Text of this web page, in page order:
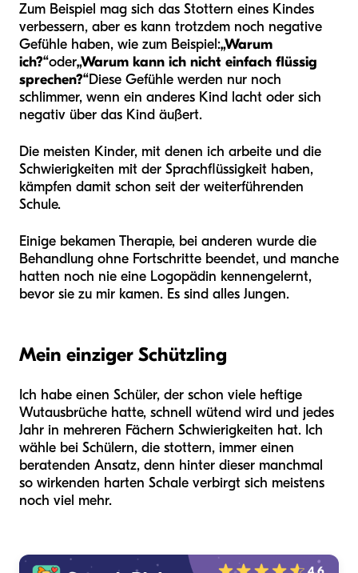
Zum Beispiel mag sich das Stottern eines Kindes
verbessern, aber es kann trotzdem noch negative
Gefühle haben, wie zum Beispiel:„Warum
ich?“oder„Warum kann ich nicht einfach flüssig
sprechen?“Diese Gefühle werden nur noch
schlimmer, wenn ein anderes Kind lacht oder sich
negativ über das Kind äußert.
Die meisten Kinder, mit denen ich arbeite und die
Schwierigkeiten mit der Sprachflüssigkeit haben,
kämpfen damit schon seit der weiterführenden
Schule.
Einige bekamen Therapie, bei anderen wurde die
Behandlung ohne Fortschritte beendet, und manche
hatten noch nie eine Logopädin kennengelernt,
bevor sie zu mir kamen. Es sind alles Jungen.
Mein einziger Schützling
Ich habe einen Schüler, der schon viele heftige
Wutausbrüche hatte, schnell wütend wird und jedes
Jahr in mehreren Fächern Schwierigkeiten hat. Ich
wähle bei Schülern, die stottern, immer einen
beratenden Ansatz, denn hinter dieser manchmal
so wirkenden harten Schale verbirgt sich meistens
noch viel mehr.